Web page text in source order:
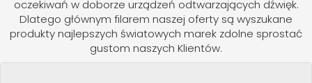
oczekiwań w doborze urządzeń odtwarzających dźwięk.
Dlatego głównym filarem naszej oferty są wyszukane
produkty najlepszych światowych marek zdolne sprostać
gustom naszych Klientów.